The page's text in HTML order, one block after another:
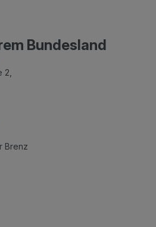
Bundesland
2,
Brenz